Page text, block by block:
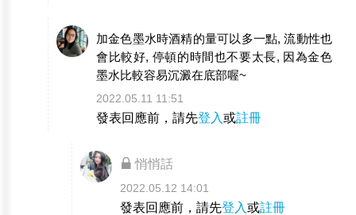
加金色墨水時酒精的量可以多一點, 流動性也
會比較好, 停頓的時間也不要太長, 因為金色
墨水比較容易沉澱在底部喔~
2022.05.11 11:51
發表回應前，請先登入或註冊
悄悄話
2022.05.12 14:01
發表回應前，請先登入或註冊